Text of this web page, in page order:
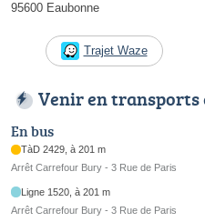
95600 Eaubonne
Trajet Waze
Venir en transports
En bus
TàD 2429, à 201 m
Arrêt Carrefour Bury - 3 Rue de Paris
Ligne 1520, à 201 m
Arrêt Carrefour Bury - 3 Rue de Paris